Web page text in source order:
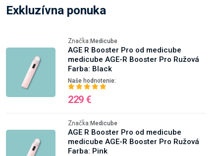
Exkluzívna ponuka
Značka: Medicube
AGE R Booster Pro od medicube
medicube AGE-R Booster Pro Ružová
Farba: Black
Naše hodnotenie:
229 €
Značka: Medicube
AGE R Booster Pro od medicube
medicube AGE-R Booster Pro Ružová
Farba: Pink